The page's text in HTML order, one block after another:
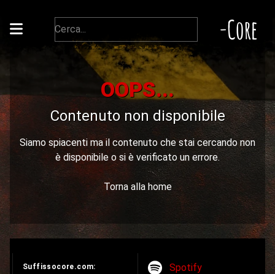
-Core
OOPS...
Contenuto non disponibile
Siamo spiacenti ma il contenuto che stai cercando non
è disponibile o si è verificato un errore.
Torna alla home
Suffissocore.com:
Spotify